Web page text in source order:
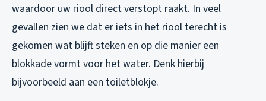
waardoor uw riool direct verstopt raakt. In veel
gevallen zien we dat er iets in het riool terecht is
gekomen wat blijft steken en op die manier een
blokkade vormt voor het water. Denk hierbij
bijvoorbeeld aan een toiletblokje.